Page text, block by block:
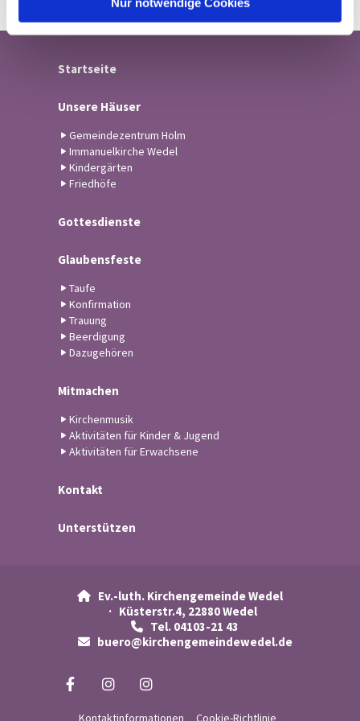
Startseite
Unsere Häuser
Gemeindezentrum Holm
Immanuelkirche Wedel
Kindergärten
Friedhöfe
Gottesdienste
Glaubensfeste
Taufe
Konfirmation
Trauung
Beerdigung
Dazugehören
Mitmachen
Kirchenmusik
Aktivitäten für Kinder & Jugend
Aktivitäten für Erwachsene
Kontakt
Unterstützen

Ev.-luth. Kirchengemeinde Wedel
· Küsterstr.4, 22880 Wedel
 Tel. 04103-21 43
buero@kirchengemeindewedel.de
Kontaktinformationen Cookie-Richtlinie